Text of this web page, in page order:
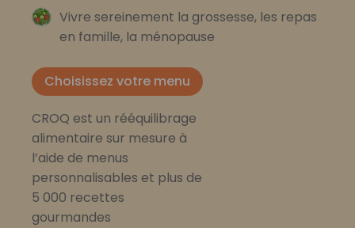
Vivre sereinement la grossesse, les repas
en famille, la ménopause
Choisissez votre menu
CROQ est un rééquilibrage
alimentaire sur mesure à
l’aide de menus
personnalisables et plus de
5 000 recettes
gourmandes